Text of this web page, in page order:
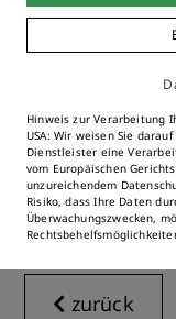
Telefon
08323 / 9988
E-Mail
Alle
Weitere
zurück
Hinweis zur Verarbeitung
USA: Wir weisen Sie
Dienstleister eine
vom Europäischen
unzureichendem
Risiko, dass Ihre Daten
Überwachungszwecken,